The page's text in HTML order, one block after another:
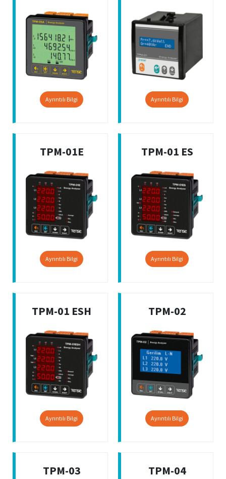
Ayrıntılı Bilgi Ayrıntılı Bilgi
TPM-01E
Ayrıntılı Bilgi
TPM-01 ES
Ayrıntılı Bilgi
TPM-01 ESH
Ayrıntılı Bilgi
TPM-02
Ayrıntılı Bilgi
TPM-03 TPM-04